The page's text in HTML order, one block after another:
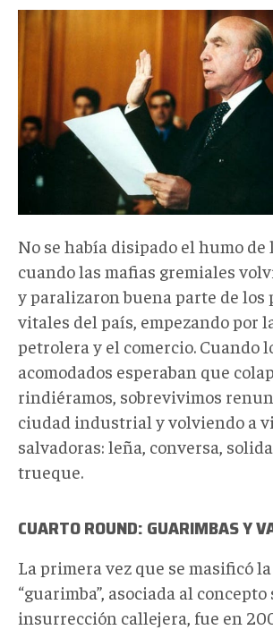
No se había disipado el humo de
cuando las mafias gremiales
y paralizaron buena parte de los
vitales del país, empezando por
petrolera y el comercio. Cuando
acomodados esperaban que
rindiéramos, sobrevivimos
ciudad industrial y volviendo a
salvadoras: leña, conversa,
trueque.
CUARTO ROUND: GUARIMBAS Y
La primera vez que se masificó
“guarimba”, asociada al concepto
insurrección callejera, fue en